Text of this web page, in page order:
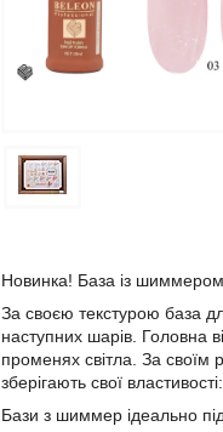
Новинка! База із шиммером
За своєю текстурою база
наступних шарів. Головна
променях світла. За своїм
зберігають свої
Бази з шиммер ідеально